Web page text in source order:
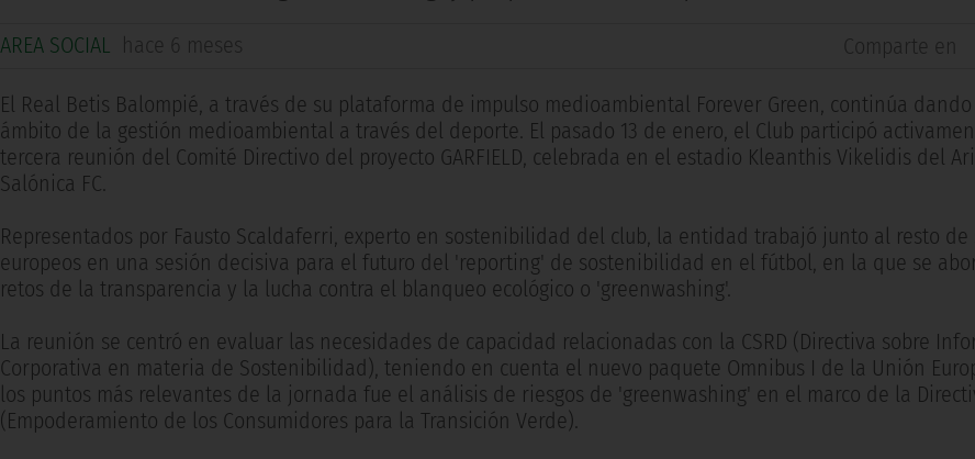
AREA SOCIAL hace 6 meses Comparte en
El Real Betis Balompié, a través de su plataforma de impulso medioambiental Forever Green, continúa
ámbito de la gestión medioambiental a través del deporte. El pasado 13 de enero, el Club participó
tercera reunión del Comité Directivo del proyecto GARFIELD, celebrada en el estadio Kleanthis Vikelidis del
Salónica FC.
Representados por Fausto Scaldaferri, experto en sostenibilidad del club, la entidad trabajó junto al resto de
europeos en una sesión decisiva para el futuro del 'reporting' de sostenibilidad en el fútbol, en la que se
retos de la transparencia y la lucha contra el blanqueo ecológico o 'greenwashing'.
La reunión se centró en evaluar las necesidades de capacidad relacionadas con la CSRD (Directiva sobre
Corporativa en materia de Sostenibilidad), teniendo en cuenta el nuevo paquete Omnibus I de la Unión
los puntos más relevantes de la jornada fue el análisis de riesgos de 'greenwashing' en el marco de la
(Empoderamiento de los Consumidores para la Transición Verde).